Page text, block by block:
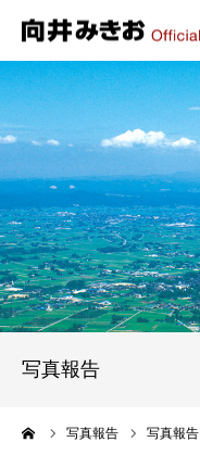
写真報告
写真報告 写真報告
HOME
プロフィール
政策
活動報告